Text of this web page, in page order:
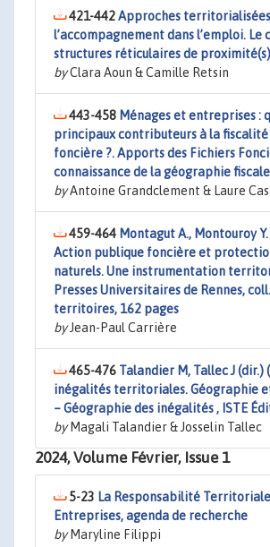
421-442Approches
l’accompagnement dans l’emploi. Le
structures réticulaires de proximité(s)
byClara Aoun & Camille Retsin
443-458 Ménages et entreprises :
principaux contributeurs à la
foncière ?. Apports des Fichiers
connaissance de la géographie
byAntoine Grandclement & Laure
459-464 Montagut A., Montouroy
Action publique foncière et
naturels. Une instrumentation
Presses Universitaires de Rennes,
territoires, 162 pages
byJean-Paul Carrière
465-476 Talandier M, Tallec J (dir.)
inégalités territoriales. Géographie
– Géographie des inégalités , ISTE
byMagali Talandier & Josselin Tallec
2024, Volume Février, Issue 1
5-23 La Responsabilité
Entreprises, agenda de recherche
byMaryline Filippi